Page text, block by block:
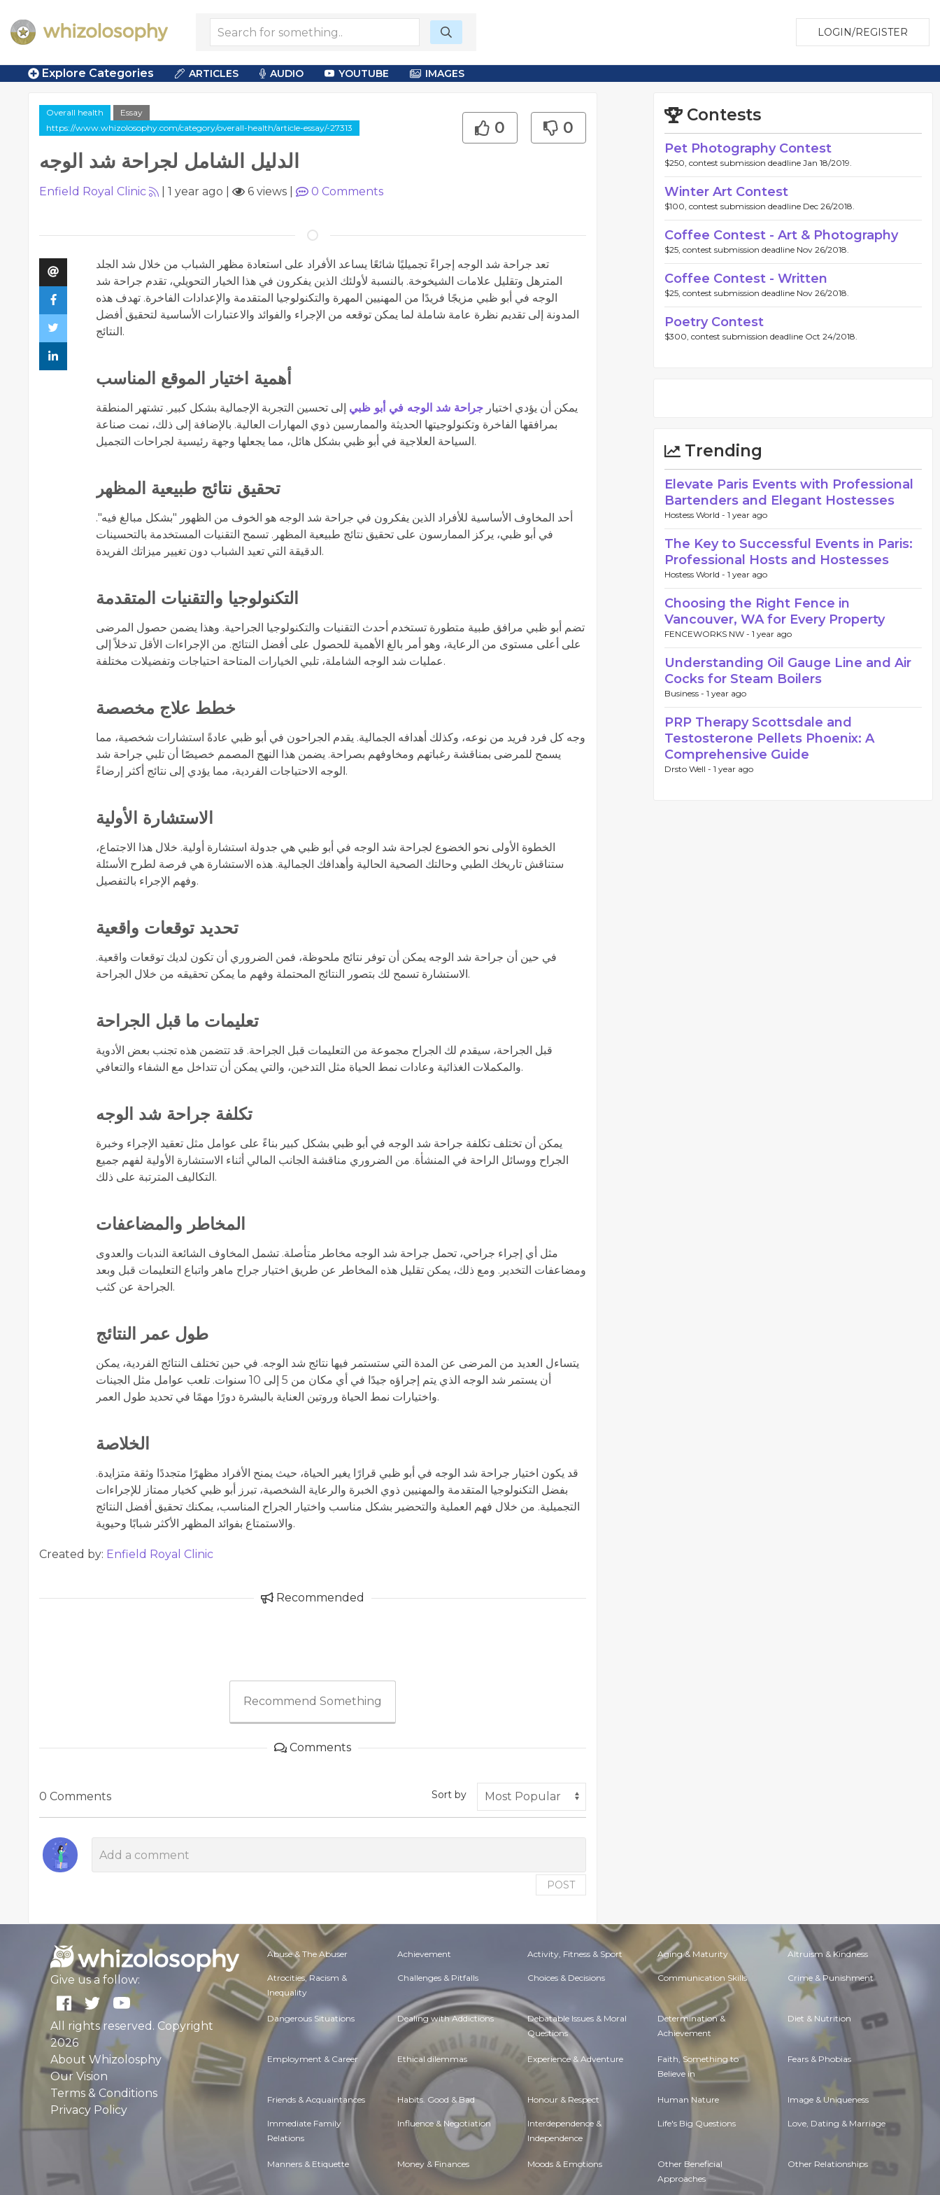
LOGIN/REGISTER
Explore Categories ARTICLES AUDIO YOUTUBE IMAGES
Overall health
Essay
https://www.whizolosophy.com/category/overall-health/article-essay/-27313
الدليل الشامل لجراحة شد الوجه
0 0
Enfield Royal Clinic 1 year ago 6 views 0 Comments
تعد جراحة شد الوجه إجراءً تجميليًا شائعًا يساعد الأفراد على استعادة مظهر الشباب من خلال شد الجلد
المترهل وتقليل علامات الشيخوخة. بالنسبة لأولئك الذين يفكرون في هذا الخيار التحويلي، تقدم جراحة شد
الوجه في أبو ظبي مزيجًا فريدًا من المهنيين المهرة والتكنولوجيا المتقدمة والإعدادات الفاخرة. تهدف هذه
المدونة إلى تقديم نظرة عامة شاملة لما يمكن توقعه من الإجراء والفوائد والاعتبارات الأساسية لتحقيق أفضل
النتائج.
أهمية اختيار الموقع المناسب
يمكن أن يؤدي اختيار جراحة شد الوجه في أبو ظبي إلى تحسين التجربة الإجمالية بشكل كبير. تشتهر المنطقة
بمرافقها الفاخرة وتكنولوجيتها الحديثة والممارسين ذوي المهارات العالية. بالإضافة إلى ذلك، نمت صناعة
السياحة العلاجية في أبو ظبي بشكل هائل، مما يجعلها وجهة رئيسية لجراحات التجميل.
تحقيق نتائج طبيعية المظهر
أحد المخاوف الأساسية للأفراد الذين يفكرون في جراحة شد الوجه هو الخوف من الظهور "بشكل مبالغ فيه".
في أبو ظبي، يركز الممارسون على تحقيق نتائج طبيعية المظهر. تسمح التقنيات المستخدمة بالتحسينات
الدقيقة التي تعيد الشباب دون تغيير ميزاتك الفريدة.
التكنولوجيا والتقنيات المتقدمة
تضم أبو ظبي مرافق طبية متطورة تستخدم أحدث التقنيات والتكنولوجيا الجراحية. وهذا يضمن حصول المرضى
على أعلى مستوى من الرعاية، وهو أمر بالغ الأهمية للحصول على أفضل النتائج. من الإجراءات الأقل تدخلاً إلى
عمليات شد الوجه الشاملة، تلبي الخيارات المتاحة احتياجات وتفضيلات مختلفة.
خطط علاج مخصصة
وجه كل فرد فريد من نوعه، وكذلك أهدافه الجمالية. يقدم الجراحون في أبو ظبي عادةً استشارات شخصية، مما
يسمح للمرضى بمناقشة رغباتهم ومخاوفهم بصراحة. يضمن هذا النهج المصمم خصيصًا أن تلبي جراحة شد
الوجه الاحتياجات الفردية، مما يؤدي إلى نتائج أكثر إرضاءً.
الاستشارة الأولية
الخطوة الأولى نحو الخضوع لجراحة شد الوجه في أبو ظبي هي جدولة استشارة أولية. خلال هذا الاجتماع،
ستناقش تاريخك الطبي وحالتك الصحية الحالية وأهدافك الجمالية. هذه الاستشارة هي فرصة لطرح الأسئلة
وفهم الإجراء بالتفصيل.
تحديد توقعات واقعية
في حين أن جراحة شد الوجه يمكن أن توفر نتائج ملحوظة، فمن الضروري أن تكون لديك توقعات واقعية.
الاستشارة تسمح لك بتصور النتائج المحتملة وفهم ما يمكن تحقيقه من خلال الجراحة.
تعليمات ما قبل الجراحة
قبل الجراحة، سيقدم لك الجراح مجموعة من التعليمات قبل الجراحة. قد تتضمن هذه تجنب بعض الأدوية
والمكملات الغذائية وعادات نمط الحياة مثل التدخين، والتي يمكن أن تتداخل مع الشفاء والتعافي.
تكلفة جراحة شد الوجه
يمكن أن تختلف تكلفة جراحة شد الوجه في أبو ظبي بشكل كبير بناءً على عوامل مثل تعقيد الإجراء وخبرة
الجراح ووسائل الراحة في المنشأة. من الضروري مناقشة الجانب المالي أثناء الاستشارة الأولية لفهم جميع
التكاليف المترتبة على ذلك.
المخاطر والمضاعفات
مثل أي إجراء جراحي، تحمل جراحة شد الوجه مخاطر متأصلة. تشمل المخاوف الشائعة الندبات والعدوى
ومضاعفات التخدير. ومع ذلك، يمكن تقليل هذه المخاطر عن طريق اختيار جراح ماهر واتباع التعليمات قبل وبعد
الجراحة عن كثب.
طول عمر النتائج
يتساءل العديد من المرضى عن المدة التي ستستمر فيها نتائج شد الوجه. في حين تختلف النتائج الفردية، يمكن
أن يستمر شد الوجه الذي يتم إجراؤه جيدًا في أي مكان من 5 إلى 10 سنوات. تلعب عوامل مثل الجينات
واختيارات نمط الحياة وروتين العناية بالبشرة دورًا مهمًا في تحديد طول العمر.
الخلاصة
قد يكون اختيار جراحة شد الوجه في أبو ظبي قرارًا يغير الحياة، حيث يمنح الأفراد مظهرًا متجددًا وثقة متزايدة.
بفضل التكنولوجيا المتقدمة والمهنيين ذوي الخبرة والرعاية الشخصية، تبرز أبو ظبي كخيار ممتاز للإجراءات
التجميلية. من خلال فهم العملية والتحضير بشكل مناسب واختيار الجراح المناسب، يمكنك تحقيق أفضل النتائج
والاستمتاع بفوائد المظهر الأكثر شبابًا وحيوية.
Created by: Enfield Royal Clinic
Recommended
Recommend Something
Comments
0 Comments Sort by
POST
Contests
Pet Photography Contest
$250, contest submission deadline Jan 18/2019.
Winter Art Contest
$100, contest submission deadline Dec 26/2018.
Coffee Contest - Art & Photography
$25, contest submission deadline Nov 26/2018.
Coffee Contest - Written
$25, contest submission deadline Nov 26/2018.
Poetry Contest
$300, contest submission deadline Oct 24/2018.
Trending
Elevate Paris Events with Professional
Bartenders and Elegant Hostesses
Hostess World - 1 year ago
The Key to Successful Events in Paris:
Professional Hosts and Hostesses
Hostess World - 1 year ago
Choosing the Right Fence in
Vancouver, WA for Every Property
FENCEWORKS NW - 1 year ago
Understanding Oil Gauge Line and Air
Cocks for Steam Boilers
Business - 1 year ago
PRP Therapy Scottsdale and
Testosterone Pellets Phoenix: A
Comprehensive Guide
Drsto Well - 1 year ago
Give us a follow:
All rights reserved. Copyright
2026
About Whizolosphy
Our Vision
Terms & Conditions
Privacy Policy
Abuse & The Abuser Achievement Activity, Fitness & Sport Aging & Maturity Altruism & Kindness
Atrocities, Racism &
Inequality
Challenges & Pitfalls Choices & Decisions Communication Skills Crime & Punishment
Dangerous Situations Dealing with Addictions Debatable Issues & Moral
Questions
Determination &
Achievement
Diet & Nutrition
Employment & Career Ethical dilemmas Experience & Adventure Faith, Something to
Believe in
Fears & Phobias
Friends & Acquaintances Habits. Good & Bad Honour & Respect Human Nature Image & Uniqueness
Immediate Family
Relations
Influence & Negotiation Interdependence &
Independence
Life's Big Questions Love, Dating & Marriage
Manners & Etiquette Money & Finances Moods & Emotions Other Beneficial
Approaches
Other Relationships